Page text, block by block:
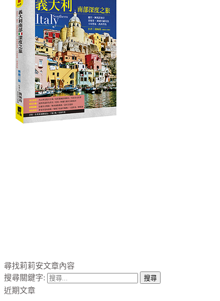
尋找莉莉安文章內容
搜尋關鍵字:
近期文章